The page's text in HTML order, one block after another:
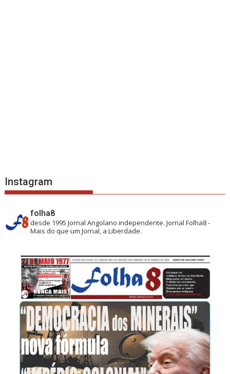
Instagram
folha8
desde 1995 Jornal Angolano independente.Jornal Folha8 -
Mais do que um Jornal, a Liberdade.